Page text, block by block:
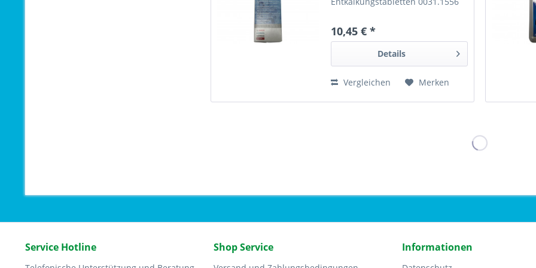
10,45 € *
Details
Vergleichen Merken
Service Hotline Shop Service Informationen